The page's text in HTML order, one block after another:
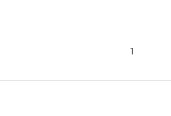
1